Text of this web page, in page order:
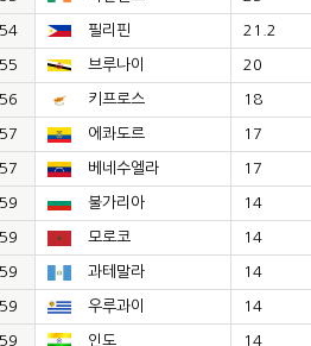
54 필리핀 21.2
55 브루나이 20
56 키프로스 18
57 에콰도르 17
57 베네수엘라 17
59 불가리아 14
59 모로코 14
59 과테말라 14
59 우루과이 14
59 인도 14